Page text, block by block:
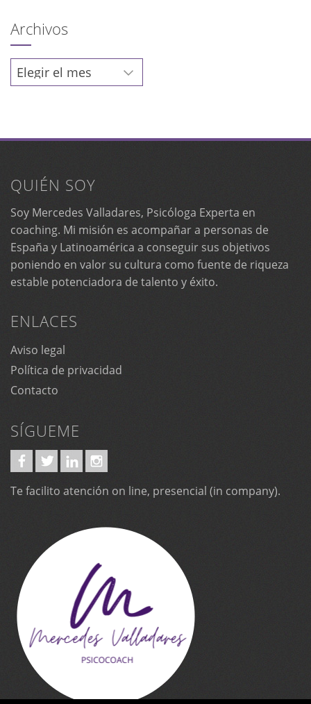
Archivos
Archivos
QUIÉN SOY
Soy Mercedes Valladares, Psicóloga Experta en
coaching. Mi misión es acompañar a personas de
España y Latinoamérica a conseguir sus objetivos
poniendo en valor su cultura como fuente de riqueza
estable potenciadora de talento y éxito.
ENLACES
Aviso legal
Política de privacidad
Contacto
SÍGUEME
Te facilito atención on line, presencial (in company).